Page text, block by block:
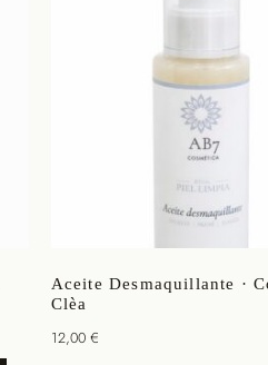
Aceite Desmaquillante ·
Clèa
12,00 €